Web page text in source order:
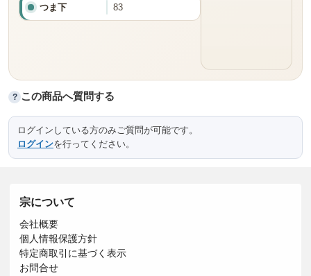
つま下 83
? この商品へ質問する
ログインしている方のみご質問が可能です。
ログインを行ってください。
宗について
会社概要
個人情報保護方針
特定商取引に基づく表示
お問合せ